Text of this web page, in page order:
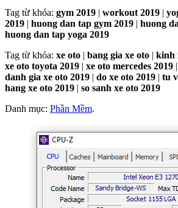
Tag từ khóa: gym 2019 | workout 2019 |
2019 | huong dan tap gym 2019 | huong
huong dan tap yoga 2019
Tag từ khóa: xe oto | bang gia xe oto | kinh
xe oto toyota 2019 | xe oto mercedes 2019 |
danh gia xe oto 2019 | do xe oto 2019 | tu
hang xe oto 2019 | so sanh xe oto 2019
Danh mục: Phần Mềm.